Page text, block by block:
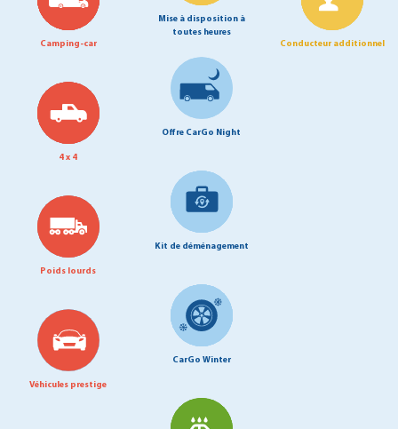
Camping-car
4 x 4
Poids lourds
Véhicules prestige
Mise à disposition à
toutes heures
Offre CarGo Night
Kit de déménagement
CarGo Winter
Conducteur additionnel